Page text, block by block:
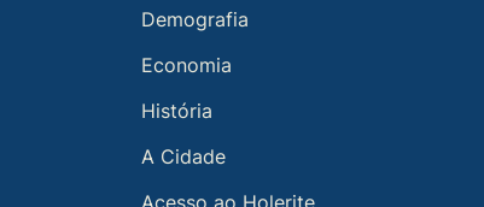
Demografia
Economia
História
A Cidade
Acesso ao Holerite